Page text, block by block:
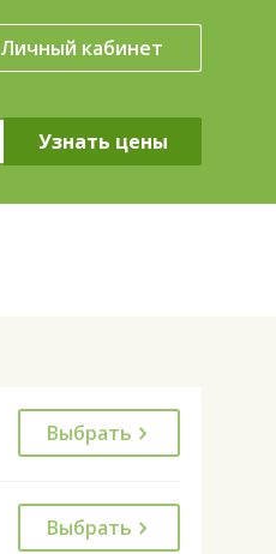
Личный кабинет
Выбрать
Выбрать